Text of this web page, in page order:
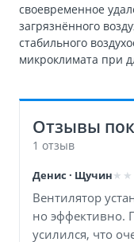
своевременное
загрязнённого
стабильного
микроклимата при
Отзывы
1 отзыв
Денис · Щучин
Вентилятор
но эффективно.
усилился, что